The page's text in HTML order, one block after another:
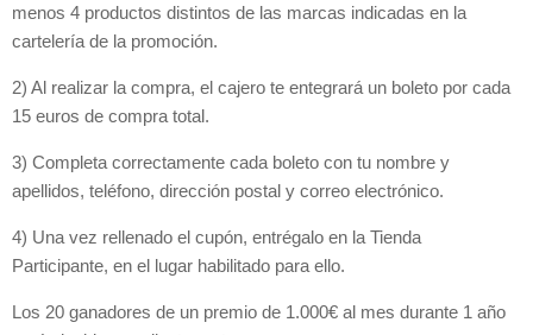
menos 4 productos distintos de las marcas indicadas en la
cartelería de la promoción.
2) Al realizar la compra, el cajero te entegrará un boleto por cada
15 euros de compra total.
3) Completa correctamente cada boleto con tu nombre y
apellidos, teléfono, dirección postal y correo electrónico.
4) Una vez rellenado el cupón, entrégalo en la Tienda
Participante, en el lugar habilitado para ello.
Los 20 ganadores de un premio de 1.000€ al mes durante 1 año